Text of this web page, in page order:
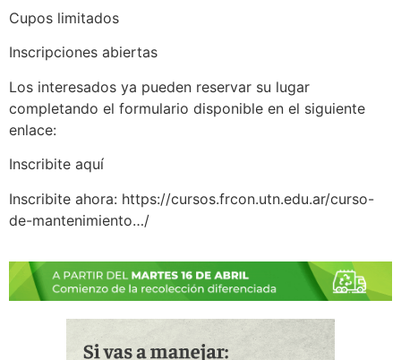
Cupos limitados
Inscripciones abiertas
Los interesados ya pueden reservar su lugar
completando el formulario disponible en el siguiente
enlace:
Inscribite aquí
Inscribite ahora: https://cursos.frcon.utn.edu.ar/curso-
de-mantenimiento…/